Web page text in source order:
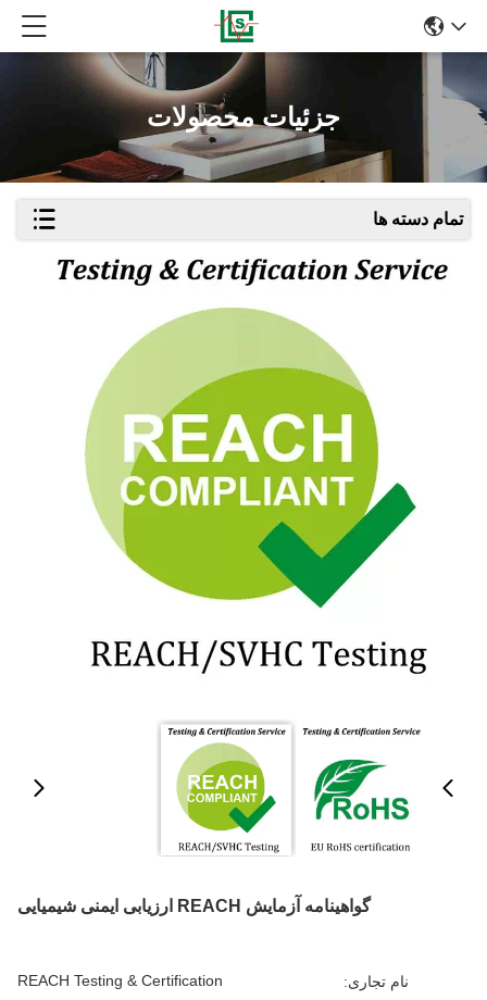
جزئیات محصولات
تمام دسته ها
گواهینامه آزمایش REACH ارزیابی ایمنی شیمیایی
نام تجاری: REACH Testing & Certification